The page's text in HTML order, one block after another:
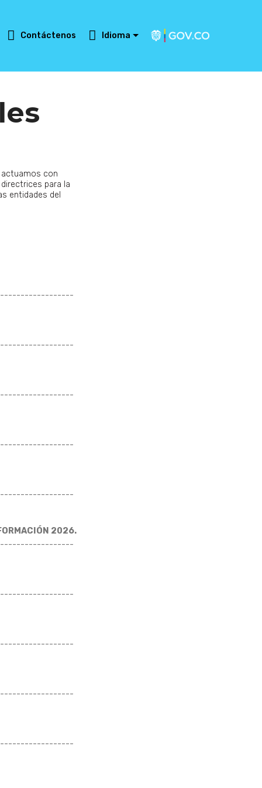
Contáctenos Idioma
actuamos con
para la
entidades del
2026.